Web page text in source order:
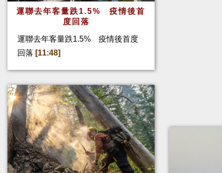
運聯去年客量跌1.5% 疫情後首
度回落
運聯去年客量跌1.5% 疫情後首度
回落 [11:48]